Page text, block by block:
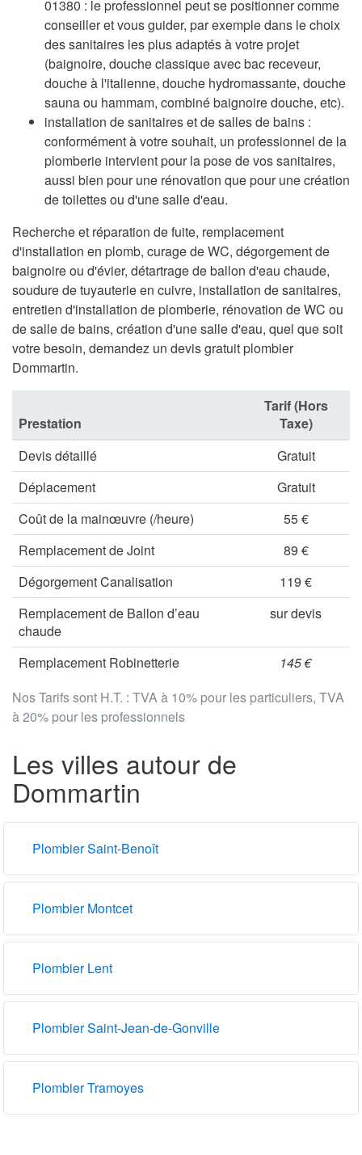
01380 : le professionnel peut se positionner comme
conseiller et vous guider, par exemple dans le choix
des sanitaires les plus adaptés à votre projet
(baignoire, douche classique avec bac receveur,
douche à l'italienne, douche hydromassante, douche
sauna ou hammam, combiné baignoire douche, etc).
installation de sanitaires et de salles de bains :
conformément à votre souhait, un professionnel de la
plomberie intervient pour la pose de vos sanitaires,
aussi bien pour une rénovation que pour une création
de toilettes ou d'une salle d'eau.
Recherche et réparation de fuite, remplacement
d'installation en plomb, curage de WC, dégorgement de
baignoire ou d'évier, détartrage de ballon d'eau chaude,
soudure de tuyauterie en cuivre, installation de sanitaires,
entretien d'installation de plomberie, rénovation de WC ou
de salle de bains, création d'une salle d'eau, quel que soit
votre besoin, demandez un devis gratuit plombier
Dommartin.
Nos Tarifs sont H.T. : TVA à 10% pour les particuliers, TVA
à 20% pour les professionnels
Prestation
Tarif (Hors
Taxe)
Devis détaillé
Gratuit
Déplacement
Gratuit
Coût de la mainœuvre (/heure)
55 €
Remplacement de Joint
89 €
Dégorgement Canalisation
119 €
Remplacement de Ballon d’eau
chaude
sur devis
Remplacement Robinetterie 145 €
Les villes autour de
Dommartin
Plombier Saint-Benoît
Plombier Montcet
Plombier Lent
Plombier Saint-Jean-de-Gonville
Plombier Tramoyes